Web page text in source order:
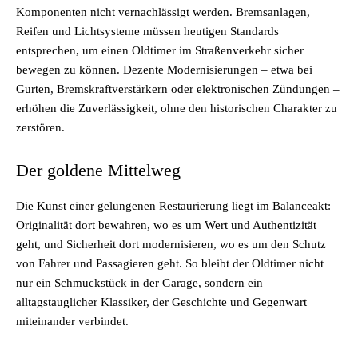
Komponenten nicht vernachlässigt werden. Bremsanlagen,
Reifen und Lichtsysteme müssen heutigen Standards
entsprechen, um einen Oldtimer im Straßenverkehr sicher
bewegen zu können. Dezente Modernisierungen – etwa bei
Gurten, Bremskraftverstärkern oder elektronischen Zündungen –
erhöhen die Zuverlässigkeit, ohne den historischen Charakter zu
zerstören.
Der goldene Mittelweg
Die Kunst einer gelungenen Restaurierung liegt im Balanceakt:
Originalität dort bewahren, wo es um Wert und Authentizität
geht, und Sicherheit dort modernisieren, wo es um den Schutz
von Fahrer und Passagieren geht. So bleibt der Oldtimer nicht
nur ein Schmuckstück in der Garage, sondern ein
alltagstauglicher Klassiker, der Geschichte und Gegenwart
miteinander verbindet.